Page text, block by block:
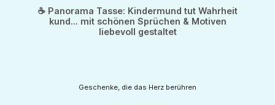
☕ Panorama Tasse: Kindermund tut Wahrheit
kund... mit schönen Sprüchen & Motiven
liebevoll gestaltet
Geschenke, die das Herz berühren